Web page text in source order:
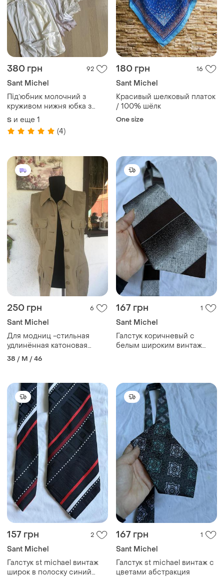
380 грн 92
Sant Michel
Підʼюбник молочний з
круживом нижня юбка з
мереживом біла підьюбник
бежевий бежева спідниця
на вибір s,m,l
S и еще 1
(4)
180 грн 16
Sant Michel
Красивый шелковый платок
/ 100% шёлк
One size
250 грн 6
Sant Michel
Для модниц -стильная
удлинённая катоновая
безрукавка
38 / M / 46
167 грн 1
Sant Michel
Галстук коричневый с
белым широким винтаж
157 грн 2
Sant Michel
Галстук st michael винтаж
широк в полоску синий
167 грн 1
Sant Michel
Галстук st michael винтаж с
цветами абстракция